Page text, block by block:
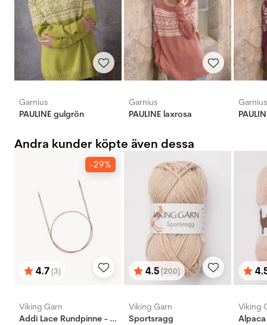
Garnius
PAULINE gulgrön
Garnius
PAULINE laxrosa
Garnius
Andra kunder köpte även dessa
-29%
Betyg:
4.7(3)
utav 5 stjärnor
Viking Garn
Addi Lace Rundpinne - Messing
Betyg:
4.5(200)
utav 5 stjärnor
Viking Garn
Sportsragg
utav
Viking
Alpaca